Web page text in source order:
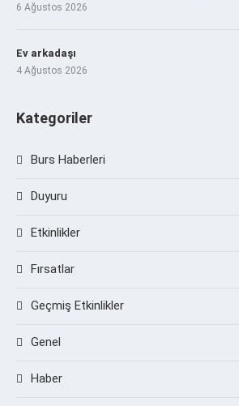
6 Ağustos 2026
Ev arkadaşı
4 Ağustos 2026
Kategoriler
Burs Haberleri
Duyuru
Etkinlikler
Fırsatlar
Geçmiş Etkinlikler
Genel
Haber